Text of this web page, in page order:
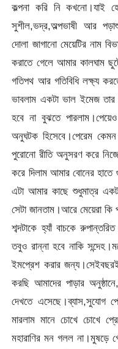
কল্পনা করি নি কখনো।যাই
সুশীল,ভদ্র,অল্পভাষী আর
দোলা জাগানো মেয়েটির নাম
করাতে গেলে আমার কালঘাম
গতিপথ আর গতিবিধি লক্ষ্য
ভাবলাম একটা ভাল ইমেজ
হবে না বুঝতে
অনুঘটক হিসেবে।পেরেম
পুরোনো রীতি অনুসরণ করে
করে দিলাম আমার বোনের হাতে
এটা আমার কাছে শুধুমাত্র
সেটা জানতাম।আরে মেয়েরা কি
শব্দটাকে হ্যাঁ বাচকে
তবুও রান্না হবে নাকি
ইমপ্রেশ করার
করছি আমাদের পাড়ার
দেখতে এসেছে।ব্যাস,সুযোগ
মারলাম মানে চোখে চোখে
মহারাণির মন গলল না।মুষড়ে